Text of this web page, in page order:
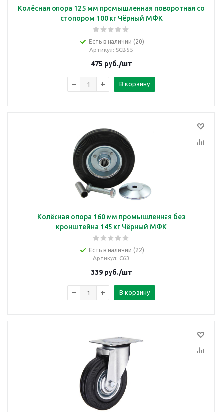
Колёсная опора 125 мм промышленная поворотная со
стопором 100 кг Чёрный МФК
Есть в наличии (20)
Артикул: SCB55
475 руб./шт
В корзину
Колёсная опора 160 мм промышленная без
кронштейна 145 кг Чёрный МФК
Есть в наличии (22)
Артикул: C63
339руб./шт
В корзину